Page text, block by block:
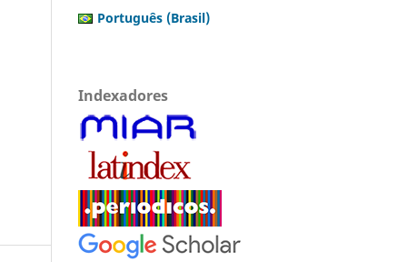
Português (Brasil)
Indexadores